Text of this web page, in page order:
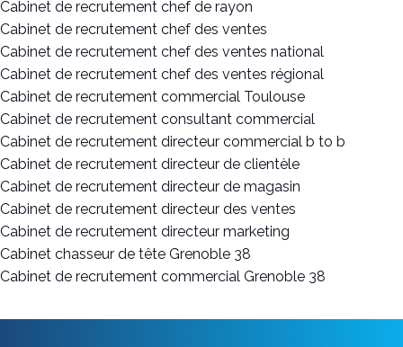
Cabinet de recrutement chef de rayon
Cabinet de recrutement chef des ventes
Cabinet de recrutement chef des ventes national
Cabinet de recrutement chef des ventes régional
Cabinet de recrutement commercial Toulouse
Cabinet de recrutement consultant commercial
Cabinet de recrutement directeur commercial b to b
Cabinet de recrutement directeur de clientèle
Cabinet de recrutement directeur de magasin
Cabinet de recrutement directeur des ventes
Cabinet de recrutement directeur marketing
Cabinet chasseur de tête Grenoble 38
Cabinet de recrutement commercial Grenoble 38